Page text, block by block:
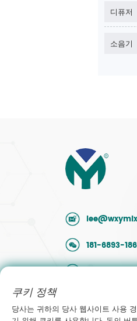
디퓨저
소음기
181-6893-
맹촌로 9호
쿠키 정책
당사는 귀하의 당사 웹사이트 사용